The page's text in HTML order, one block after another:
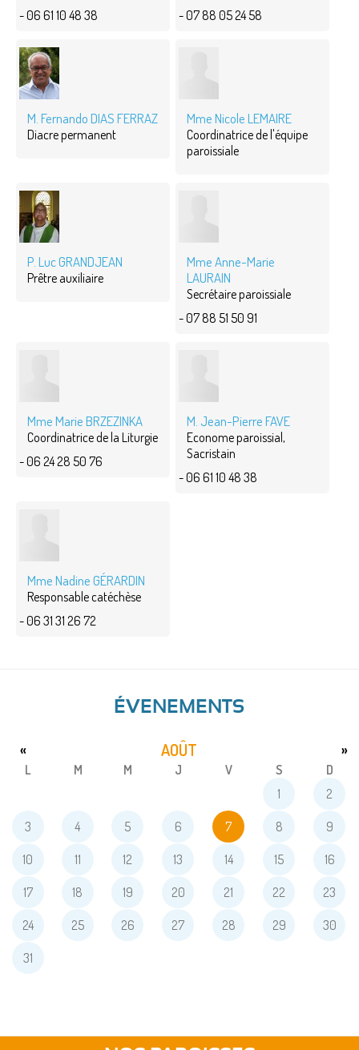
- 06 61 10 48 38
- 07 88 05 24 58
M. Fernando DIAS FERRAZ
Diacre permanent
Mme Nicole LEMAIRE
Coordinatrice de l'équipe
paroissiale
P. Luc GRANDJEAN
Prêtre auxiliaire
Mme Anne-Marie
LAURAIN
Secrétaire paroissiale
- 07 88 51 50 91
Mme Marie BRZEZINKA
Coordinatrice de la Liturgie
- 06 24 28 50 76
M. Jean-Pierre FAVE
Econome paroissial,
Sacristain
- 06 61 10 48 38
Mme Nadine GÉRARDIN
Responsable catéchèse
- 06 31 31 26 72
ÉVENEMENTS
AOÛT
« »
L M M J V S
D
1
2
3 4 5 6 7 8 9
10 11 12 13 14 15 16
17 18 19 20 21 22 23
24 25 26 27 28 29 30
31